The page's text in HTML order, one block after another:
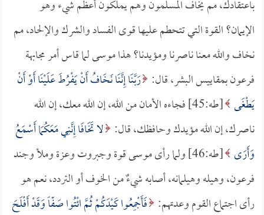
باعتقادك، مم يخاف المسلمون وهم يملكون أعظم شيء وهو
الإيمان؟ القوة التي تتحطم عليها قوى الفساد والشرك والإلحاد، مم
نخاف والله معنا ناصرنا ومؤيدنا؟ هذا موسى لما قاس أمر مجابهة
فرعون بمقاييس البشر، قال: رَبَّنَا إِنَّنَا نَخَافُ أَنْ يَفْرُطَ عَلَيْنَا أَوْ أَنْ
يَطْغَى
[طه:45] فجاءه الأمان من الله، إن الله معك، إن الله
ناصرك، إن الله مؤيدك وحافظك، قال: لا تَخَافَا إِنَّنِي مَعَكُمَا أَسْمَعُ
وَأَرَى
[طه:46] ولما رأى موسى قوة وجبروت وعزة وملأ وجند
فرعون، وهيله وهيلمانه، أصابه شيءٌ من الخوف أو التردد، نعم هو
رأى اجتماع القوم وعدتهم: فَأَجْمِعُوا كَيْدَكُمْ ثُمَّ ائْتُوا صَفّاً وَقَدْ أَفْلَحَ